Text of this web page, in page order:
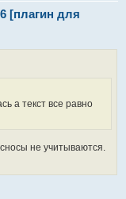
[плагин для
а текст все равно
не учитываются.